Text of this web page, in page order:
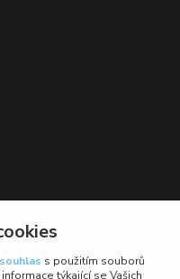
souhlas s použitím souborů
týkající se Vašich